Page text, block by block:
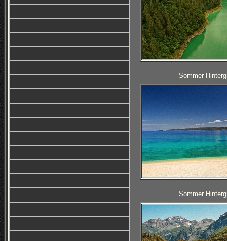
Sommer
Sommer